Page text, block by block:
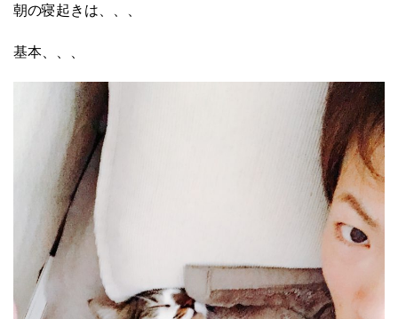
朝の寝起きは、、、
基本、、、